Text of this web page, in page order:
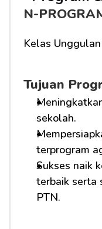
N-
Kelas
Tujuan
sekolah.
terprogram
Sukses naik
terbaik serta
PTN.